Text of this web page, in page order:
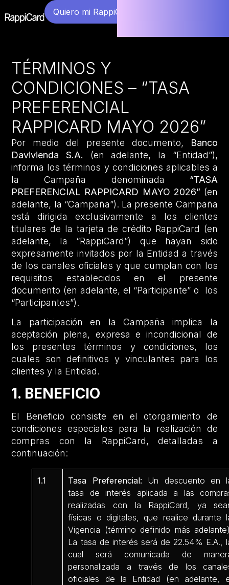
Quiero mi RappiCard
TÉRMINOS Y
CONDICIONES – “TASA
PREFERENCIAL
RAPPICARD MAYO 2026”
Por medio del presente documento,
Banco
Davivienda S.A. (en adelante, la “Entidad”),
informa los términos y condiciones aplicables a
la Campaña denominada “TASA
PREFERENCIAL RAPPICARD MAYO 2026” (en
adelante, la “Campaña”). La presente Campaña
está dirigida exclusivamente a los clientes
titulares de la tarjeta de crédito RappiCard (en
adelante, la “RappiCard”) que hayan sido
expresamente invitados por la Entidad a través
de los canales oficiales y que cumplan con los
requisitos establecidos en el presente
documento (en adelante, el “Participante” o los
“Participantes”).
La participación en la Campaña implica la
aceptación plena, expresa e incondicional de
los presentes términos y condiciones, los
cuales son definitivos y vinculantes para los
clientes y la Entidad.
1. BENEFICIO
El Beneficio consiste en el otorgamiento de
condiciones especiales para la realización de
compras con la RappiCard, detalladas a
continuación:
1.1 Tasa Preferencial: Un descuento en
tasa de interés aplicada a las
realizadas con la RappiCard, ya
físicas o digitales, que realice durante
Vigencia (término definido más
La tasa de interés será de 22.54% E.A.,
cual será comunicada de
personalizada a través de los
oficiales de la Entidad (en adelante,